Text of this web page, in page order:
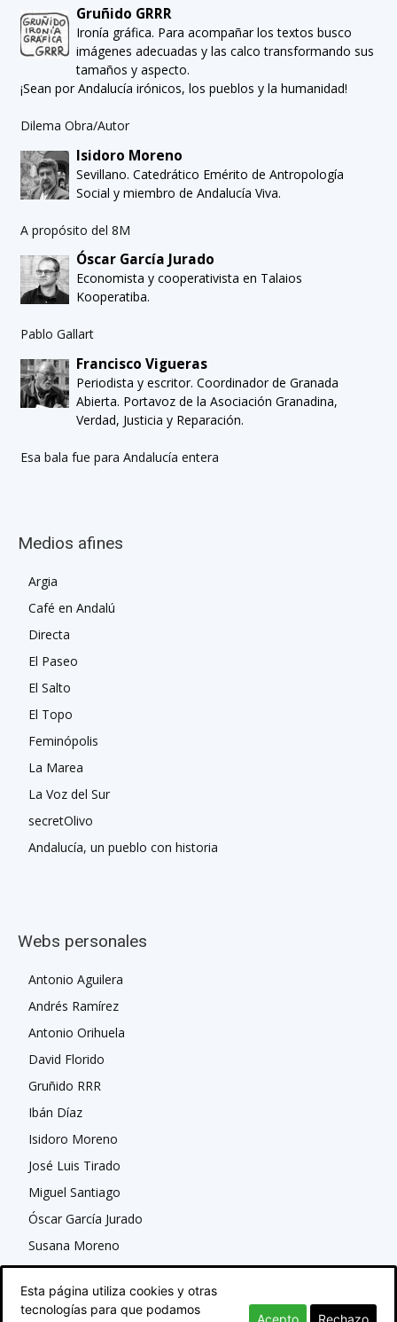
Gruñido GRRR
Ironía gráfica. Para acompañar los textos busco
imágenes adecuadas y las calco transformando sus
tamaños y aspecto.
¡Sean por Andalucía irónicos, los pueblos y la humanidad!
Dilema Obra/Autor
Isidoro Moreno
Sevillano. Catedrático Emérito de Antropología
Social y miembro de Andalucía Viva.
A propósito del 8M
Óscar García Jurado
Economista y cooperativista en Talaios
Kooperatiba.
Pablo Gallart
Francisco Vigueras
Periodista y escritor. Coordinador de Granada
Abierta. Portavoz de la Asociación Granadina,
Verdad, Justicia y Reparación.
Esa bala fue para Andalucía entera
Medios afines
Argia
Café en Andalú
Directa
El Paseo
El Salto
El Topo
Feminópolis
La Marea
La Voz del Sur
secretOlivo
Andalucía, un pueblo con historia
Webs personales
Antonio Aguilera
Andrés Ramírez
Antonio Orihuela
David Florido
Gruñido RRR
Ibán Díaz
Isidoro Moreno
José Luis Tirado
Miguel Santiago
Óscar García Jurado
Susana Moreno
Esta página utiliza cookies y otras
tecnologías para que podamos
Acepto Rechazo